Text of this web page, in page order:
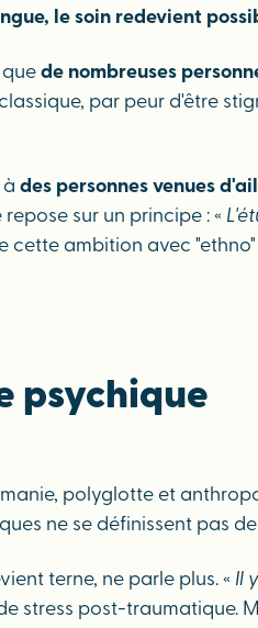
le soin redevient
de nombreuses
par peur d'être
à des personnes venues
sur un principe : «
cette ambition avec
psychique
polyglotte et
ne se définissent pas
terne, ne parle plus. « Il
stress post-traumatique.